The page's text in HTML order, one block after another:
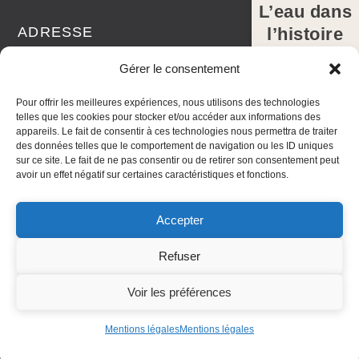
Gérer le consentement
Pour offrir les meilleures expériences, nous utilisons des technologies
telles que les cookies pour stocker et/ou accéder aux informations des
appareils. Le fait de consentir à ces technologies nous permettra de traiter
des données telles que le comportement de navigation ou les ID uniques
sur ce site. Le fait de ne pas consentir ou de retirer son consentement peut
avoir un effet négatif sur certaines caractéristiques et fonctions.
Accepter
Refuser
Voir les préférences
Mentions légalesMentions légales
ADRESSE
IMREDD – Université Côte
9 rue Julien Lauprêtre
06200 Nice
Ce site a été créé par le service Animation et Diffusion de
L’eau dans
l’histoire
sociétaux,
juridiques
et politiques
NICE, LES 25
2027